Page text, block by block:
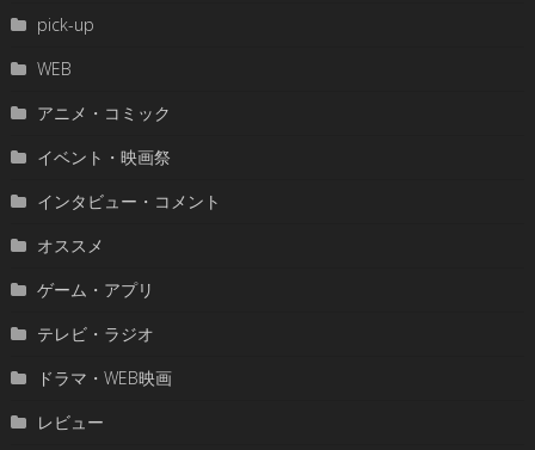
pick-up
WEB
アニメ・コミック
イベント・映画祭
インタビュー・コメント
オススメ
ゲーム・アプリ
テレビ・ラジオ
ドラマ・WEB映画
レビュー